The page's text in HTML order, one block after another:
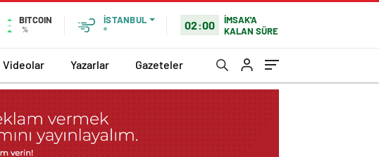
BITCOIN
%
İSTANBUL
°
02:00
İMSAK'A
KALAN SÜRE
Videolar Yazarlar Gazeteler